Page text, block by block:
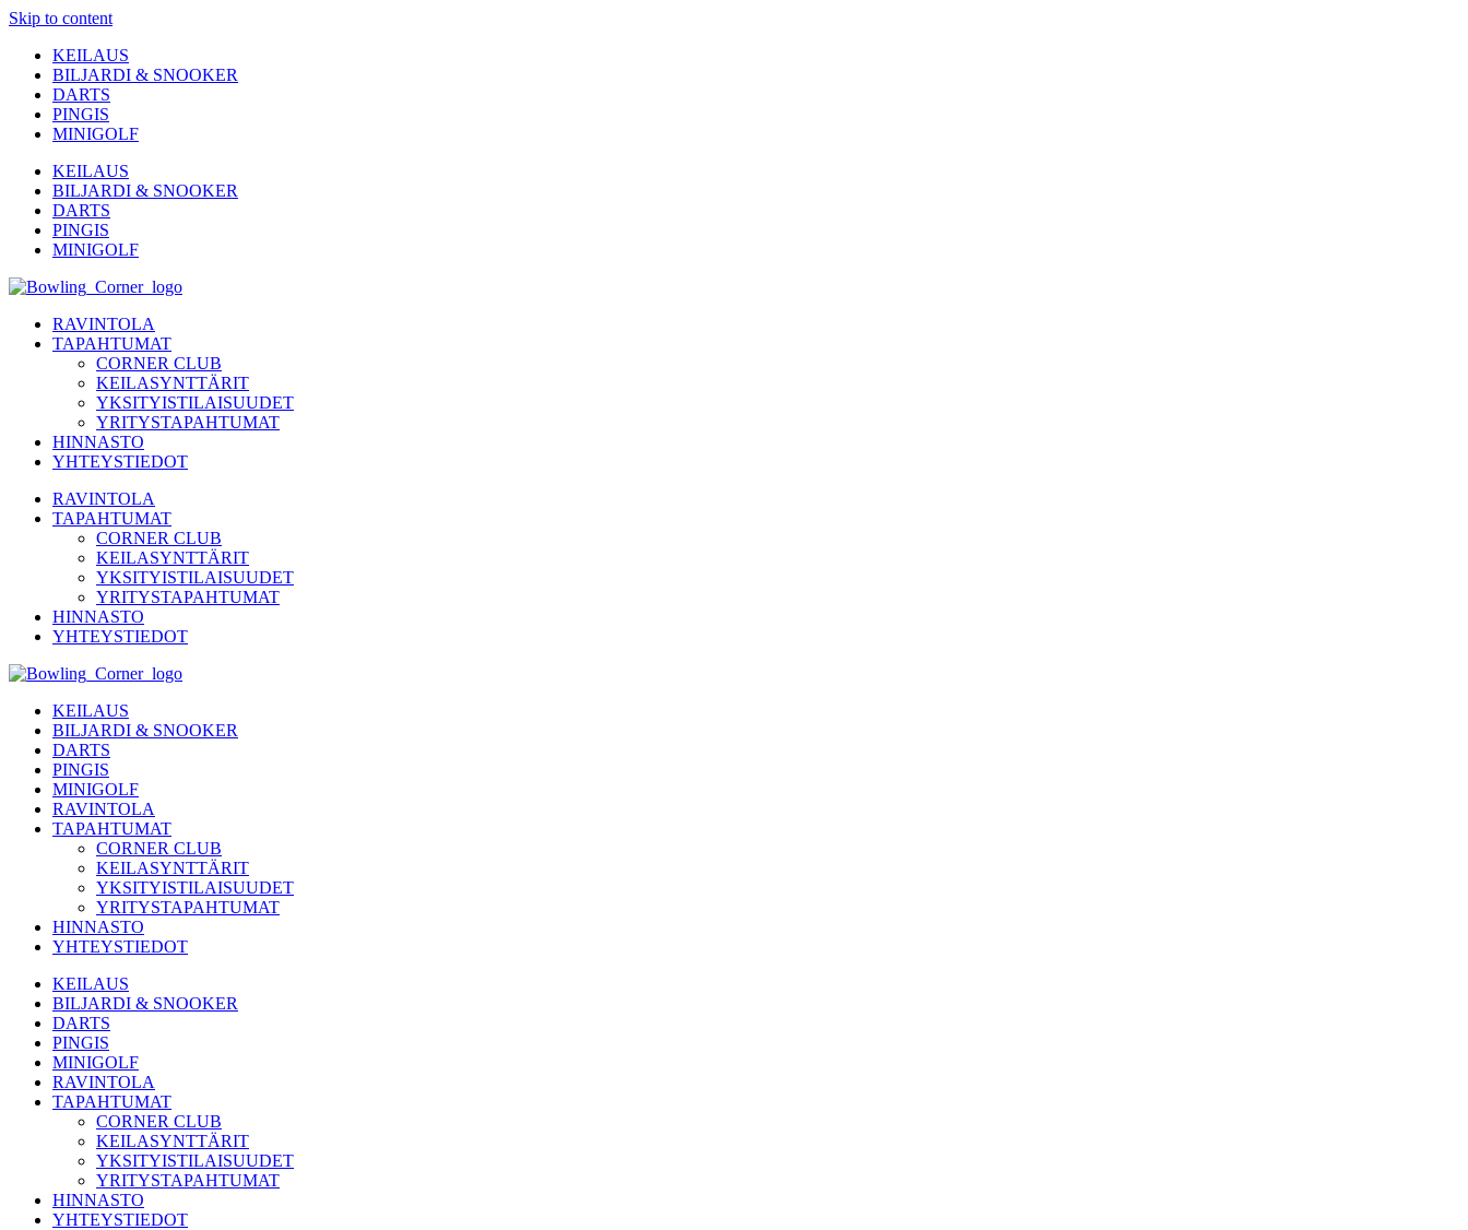
Skip to content
KEILAUS
BILJARDI & SNOOKER
DARTS
PINGIS
MINIGOLF
KEILAUS
BILJARDI & SNOOKER
DARTS
PINGIS
MINIGOLF
RAVINTOLA
TAPAHTUMAT
CORNER CLUB
KEILASYNTTÄRIT
YKSITYISTILAISUUDET
YRITYSTAPAHTUMAT
HINNASTO
YHTEYSTIEDOT
RAVINTOLA
TAPAHTUMAT
CORNER CLUB
KEILASYNTTÄRIT
YKSITYISTILAISUUDET
YRITYSTAPAHTUMAT
HINNASTO
YHTEYSTIEDOT
KEILAUS
BILJARDI & SNOOKER
DARTS
PINGIS
MINIGOLF
RAVINTOLA
TAPAHTUMAT
CORNER CLUB
KEILASYNTTÄRIT
YKSITYISTILAISUUDET
YRITYSTAPAHTUMAT
HINNASTO
YHTEYSTIEDOT
KEILAUS
BILJARDI & SNOOKER
DARTS
PINGIS
MINIGOLF
RAVINTOLA
TAPAHTUMAT
CORNER CLUB
KEILASYNTTÄRIT
YKSITYISTILAISUUDET
YRITYSTAPAHTUMAT
HINNASTO
YHTEYSTIEDOT